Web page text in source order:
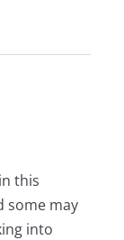
this
some may
into